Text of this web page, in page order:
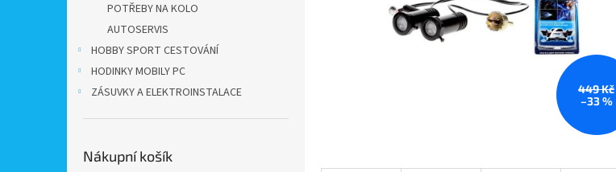
POTŘEBY NA KOLO
AUTOSERVIS
HOBBY SPORT CESTOVÁNÍ
HODINKY MOBILY PC
ZÁSUVKY A ELEKTROINSTALACE
Nákupní košík
449 Kč
–33 %